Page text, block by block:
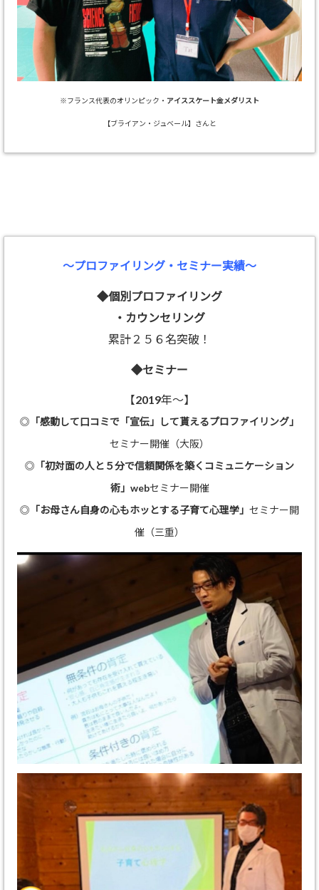
※フランス代表のオリンピック・ アイススケート金メダリスト
【ブライアン・ジュベール】さんと
～プロファイリング・セミナー実績～
◆個別プロファイリング
・カウンセリング
累計２５６名突破！
◆セミナー
【2019年～】
◎ 「感動して口コミで「宣伝」して貰えるプロファイリング」
セミナー開催（大阪）
◎ 「初対面の人と５分で信頼関係を築くコミュニケーション
術」 webセミナー開催
◎ 「お母さん自身の心もホッとする子育て心理学」 セミナー開
催（三重）